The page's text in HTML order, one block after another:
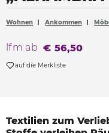
Sonnen- und Sichtschutz
Wohnen Ankommen
lfm ab € 56,50
auf die Merkliste
Textilien zum